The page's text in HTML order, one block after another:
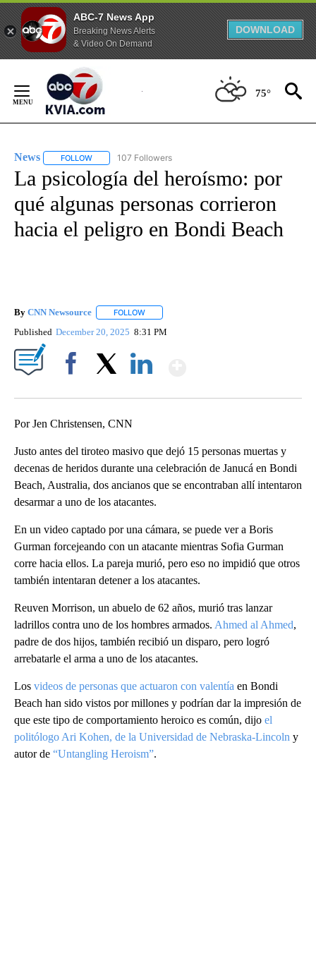
ABC-7 News App
Breaking News Alerts
& Video On Demand
DOWNLOAD
Content
75°
News FOLLOW FOLLOW "NEWS" TO RECEIVE NOTIFICATIONS ABOUT
107 Followers
La psicología del heroísmo: por
qué algunas personas corrieron
hacia el peligro en Bondi Beach
By CNN Newsource FOLLOW
Published December 20, 2025 8:31 PM
Por Jen Christensen, CNN
Justo antes del tiroteo masivo que dejó 15 personas muertas y
decenas de heridos durante una celebración de Janucá en Bondi
Beach, Australia, dos ancianos que se encontraban allí intentaron
desarmar a uno de los atacantes.
En un video captado por una cámara, se puede ver a Boris
Gurman forcejeando con un atacante mientras Sofia Gurman
corre hacia ellos. La pareja murió, pero eso no impidió que otros
también intentaran detener a los atacantes.
Reuven Morrison, un abuelo de 62 años, murió tras lanzar
ladrillos contra uno de los hombres armados. Ahmed al Ahmed,
padre de dos hijos, también recibió un disparo, pero logró
arrebatarle el arma a uno de los atacantes.
Los videos de personas que actuaron con valentía en Bondi
Beach han sido vistos por millones y podrían dar la impresión de
que este tipo de comportamiento heroico es común, dijo el
politólogo Ari Kohen, de la Universidad de Nebraska-Lincoln y
autor de “Untangling Heroism”.